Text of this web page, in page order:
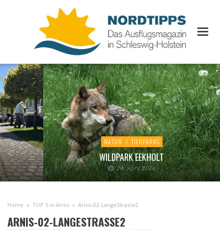
NATUR / TIERPARKS
WILDPARK EEKHOLT
24. April 2026
Home » TOP 5 in Arnis » Arnis-02-LangeStrasse2
ARNIS-02-LANGESTRASSE2